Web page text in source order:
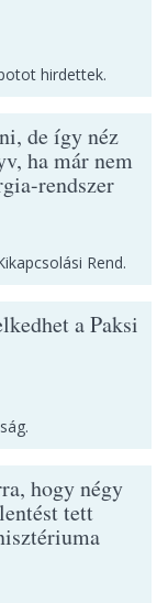
hirdettek.
de így néz
ha már nem
rendszer
Rend.
a Paksi
hogy négy
tett